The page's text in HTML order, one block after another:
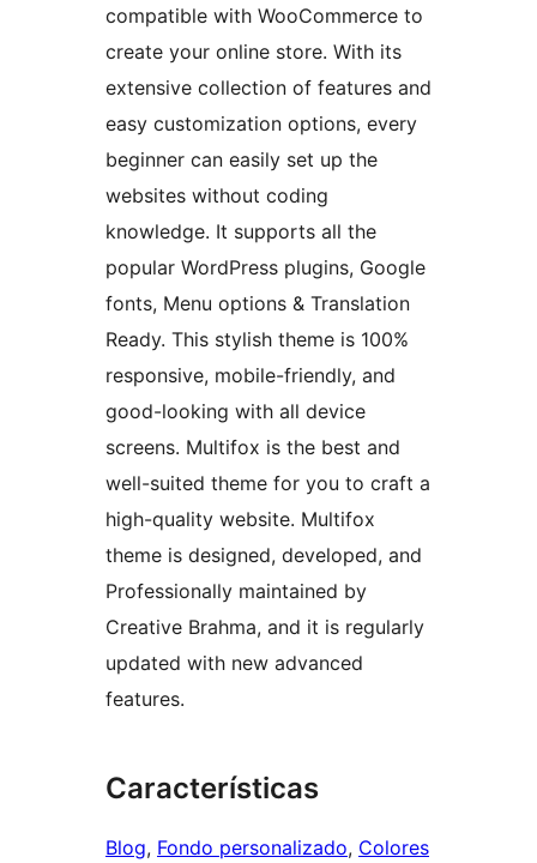
compatible with WooCommerce to
create your online store. With its
extensive collection of features and
easy customization options, every
beginner can easily set up the
websites without coding
knowledge. It supports all the
popular WordPress plugins, Google
fonts, Menu options & Translation
Ready. This stylish theme is 100%
responsive, mobile-friendly, and
good-looking with all device
screens. Multifox is the best and
well-suited theme for you to craft a
high-quality website. Multifox
theme is designed, developed, and
Professionally maintained by
Creative Brahma, and it is regularly
updated with new advanced
features.
Características
Blog, Fondo personalizado, Colores